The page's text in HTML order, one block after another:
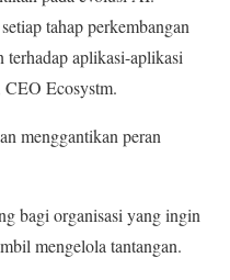
tahap perkembangan
aplikasi-aplikasi
Ecosystm.
menggantikan peran
bagi organisasi yang ingin
mengelola tantangan.